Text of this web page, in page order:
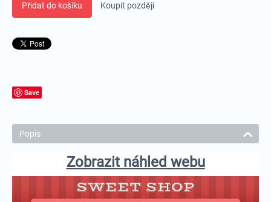
Přidat do košíku Koupit později
Save
Popis
Zobrazit náhled webu